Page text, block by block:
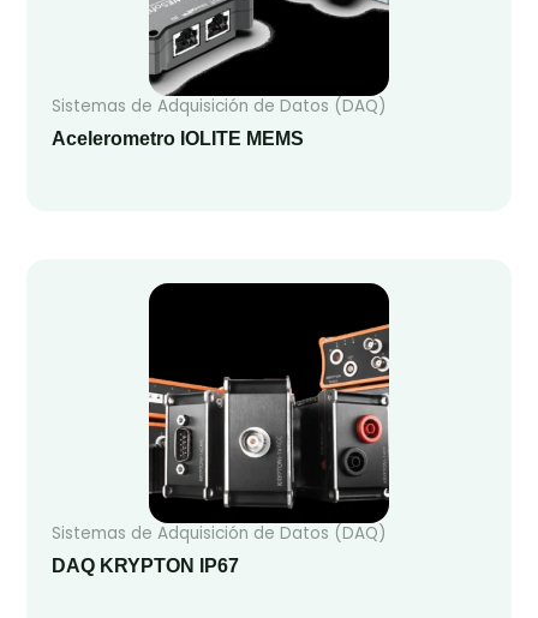
Sistemas de Adquisición de Datos (DAQ)
Acelerometro IOLITE MEMS
Sistemas de Adquisición de Datos (DAQ)
DAQ KRYPTON IP67